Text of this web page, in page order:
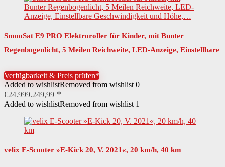
SmooSat E9 PRO Elektroroller für Kinder, mit Bunter
Regenbogenlicht, 5 Meilen Reichweite, LED-Anzeige, Einstellbare
Verfügbarkeit & Preis prüfen*
Added to wishlistRemoved from wishlist 0
€24.999.249,99
Added to wishlistRemoved from wishlist 1
velix E-Scooter »E-Kick 20, V. 2021«, 20 km/h, 40 km